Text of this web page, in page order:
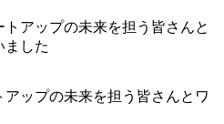
ップの未来を担う皆さんとワ